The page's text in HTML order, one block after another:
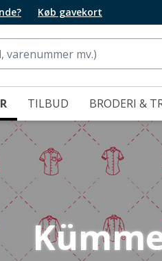
Køb gavekort
TILBUD BRODERI &